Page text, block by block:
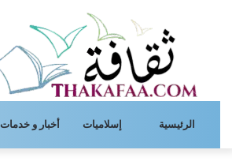
الرئيسية إسلاميات أخبار و خدمات